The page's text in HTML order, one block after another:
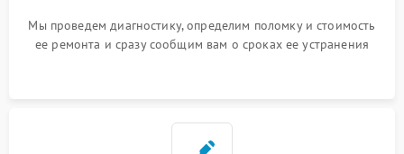
Мы проведем диагностику, определим поломку и стоимость
ее ремонта и сразу сообщим вам о сроках ее устранения